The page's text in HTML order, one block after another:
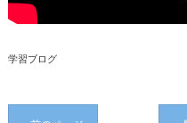
学習ブログ